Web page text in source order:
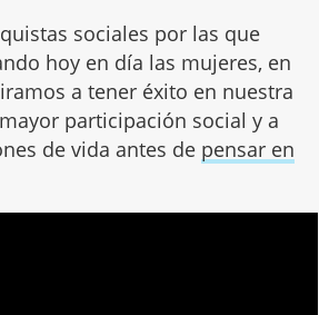
sociales por las que
hoy en día las mujeres, en
a tener éxito en nuestra
participación social y a
de vida antes de pensar en